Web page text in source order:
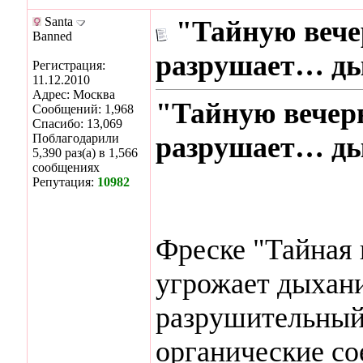
Santa
Banned
Регистрация:
11.12.2010
Адрес: Москва
Сообщений: 1,968
Спасибо: 13,069
Поблагодарили
5,390 раз(а) в 1,566
сообщениях
Репутация: 10982
"Тайную
разрушает…
"Тайную
разрушает…
Фреске "Тайная
угрожает
органические